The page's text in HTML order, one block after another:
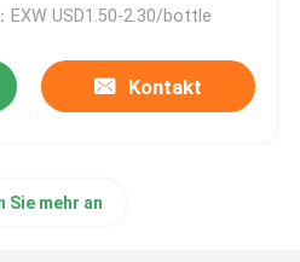
EXW USD1.50-2.30/bottle
Kontakt
Sie mehr an